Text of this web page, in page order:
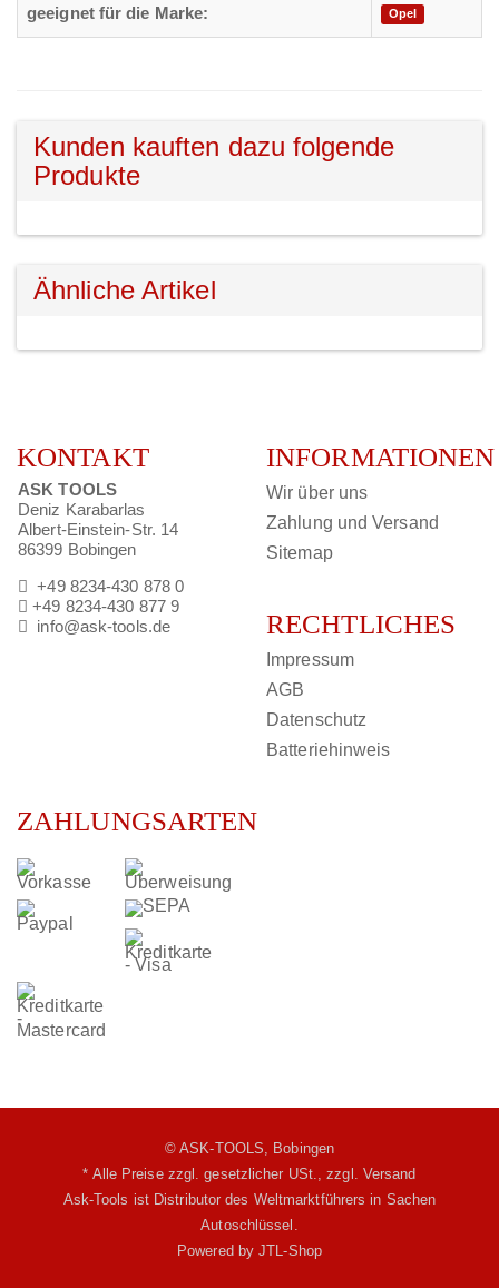
geeignet für die Marke: Opel
Kunden kauften dazu folgende
Produkte
Ähnliche Artikel
KONTAKT
ASK TOOLS
Deniz Karabarlas
Albert-Einstein-Str. 14
86399 Bobingen
+49 8234-430 878 0
+49 8234-430 877 9
info@ask-tools.de
INFORMATIONEN
Wir über uns
Zahlung und Versand
Sitemap
RECHTLICHES
Impressum
AGB
Datenschutz
Batteriehinweis
ZAHLUNGSARTEN
© ASK-TOOLS, Bobingen
* Alle Preise zzgl. gesetzlicher USt.,zzgl. Versand
Ask-Tools ist Distributor des Weltmarktführers in Sachen
Autoschlüssel.
Powered byJTL-Shop